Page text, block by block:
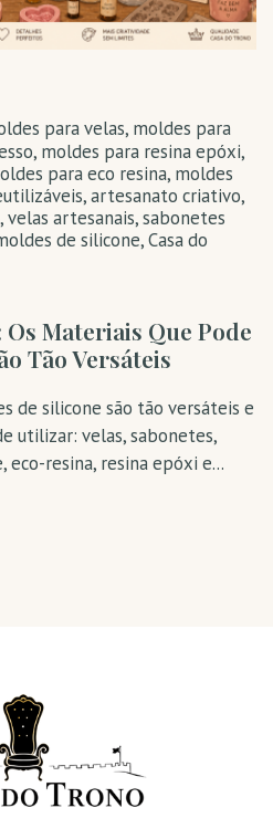
para velas, moldes para
, moldes para resina epóxi,
para eco resina, moldes
,artesanato criativo,
,velas artesanais,sabonetes
de silicone,Casa do
Materiais Que Pode
Tão Versáteis
de silicone são tão versáteis e
utilizar: velas, sabonetes,
eco-resina, resina epóxi e...